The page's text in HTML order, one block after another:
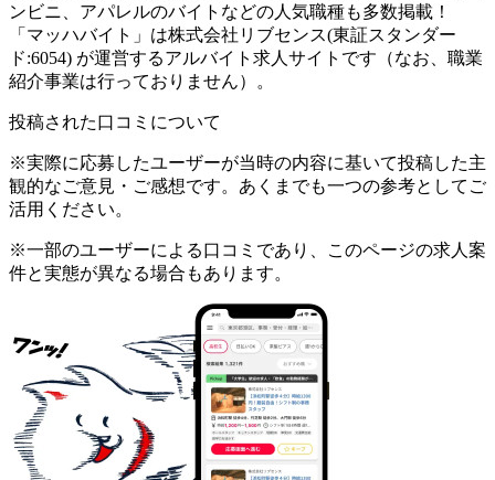
ンビニ、アパレルのバイトなどの人気職種も多数掲載！
「マッハバイト」は株式会社リブセンス(東証スタンダー
ド:6054) が運営するアルバイト求人サイトです（なお、職業
紹介事業は行っておりません）。
投稿された口コミについて
※実際に応募したユーザーが当時の内容に基いて投稿した主
観的なご意見・ご感想です。あくまでも一つの参考としてご
活用ください。
※一部のユーザーによる口コミであり、このページの求人案
件と実態が異なる場合もあります。